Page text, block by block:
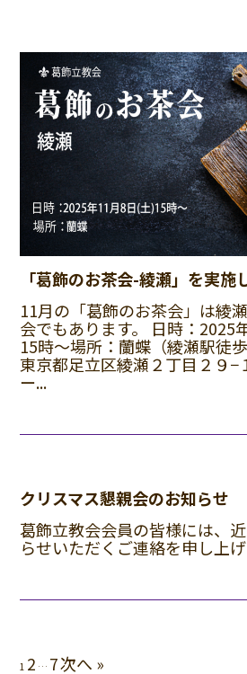
「葛飾のお茶会-綾瀬」を実施
11月の「葛飾のお茶会」は綾
会でもあります。 日時：2025
15時～場所：蘭蝶（綾瀬駅徒
東京都足立区綾瀬２丁目２９−
ー...
クリスマス懇親会のお知らせ
葛飾立教会会員の皆様には、
らせいただくご連絡を申し上
1 2 … 7次へ »